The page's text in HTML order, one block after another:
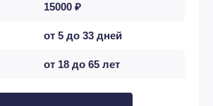
15000 ₽
от 5 до 33 дней
от 18 до 65 лет